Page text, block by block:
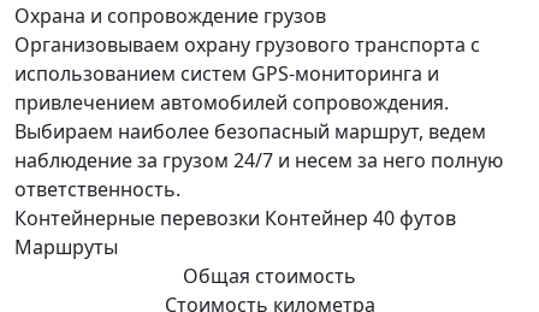
Охрана и сопровождение грузов
Организовываем охрану грузового транспорта с
использованием систем GPS-мониторинга и
привлечением автомобилей сопровождения.
Выбираем наиболее безопасный маршрут, ведем
наблюдение за грузом 24/7 и несем за него полную
ответственность.
Контейнерные перевозки Контейнер 40 футов
Маршруты
Общая стоимость
Стоимость километра